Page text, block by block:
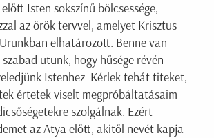
Isten sokszínű bölcsessége,
az örök tervvel, amelyet Krisztus
elhatározott. Benne van
utunk, hogy hűsége révén
Istenhez. Kérlek tehát titeket,
értetek viselt megpróbáltatásaim
szolgálnak. Ezért
az Atya előtt, akitől nevét kapja